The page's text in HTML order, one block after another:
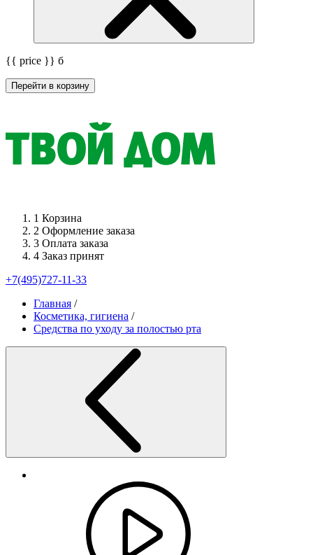
{{ price }} б
Перейти в корзину
1 Корзина
2 Оформление заказа
3 Оплата заказа
4 Заказ принят
+7(495)727-11-33
Главная /
Косметика, гигиена /
Средства по уходу за полостью рта